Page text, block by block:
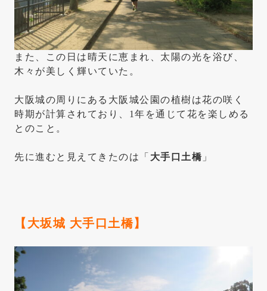
また、この日は晴天に恵まれ、太陽の光を浴び、
木々が美しく輝いていた。
大阪城の周りにある大阪城公園の植樹は花の咲く
時期が計算されており、1年を通じて花を楽しめる
とのこと。
先に進むと見えてきたのは「 大手口土橋 」
【大坂城 大手口土橋】